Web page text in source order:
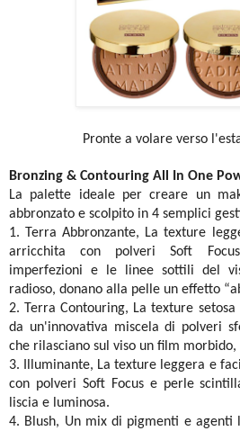
Pronte a volare verso
Bronzing & Contouring All In One
La palette ideale per creare un
abbronzato e scolpito in 4 semplici
1. Terra Abbronzante, La texture
arricchita con polveri Soft
imperfezioni e le linee sottili del
radioso, donano alla pelle un effetto
2. Terra Contouring, La texture
da un'innovativa miscela di polveri
che rilasciano sul viso un film
3. Illuminante, La texture leggera e
con polveri Soft Focus e perle
liscia e luminosa.
4. Blush, Un mix di pigmenti e agenti